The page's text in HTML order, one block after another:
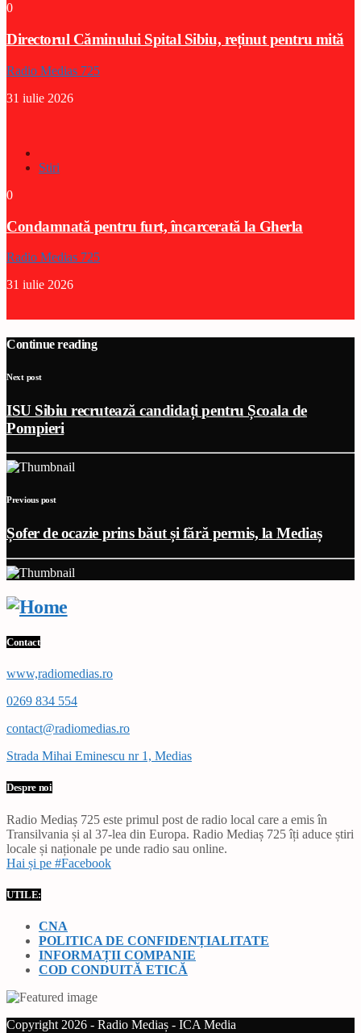
0
Directorul Căminului Spital Sibiu, reținut pentru mită
Radio Medias 725
31 iulie 2026
Stiri
0
Condamnată pentru furt, încarcerată la Gherla
Radio Medias 725
31 iulie 2026
Continue reading
Next post
ISU Sibiu recrutează candidați pentru Școala de
Pompieri
Previous post
Șofer de ocazie prins băut și fără permis, la Mediaș
Contact
www,radiomedias.ro
0269 834 554
contact@radiomedias.ro
Strada Mihai Eminescu nr 1, Medias
Despre noi
Radio Mediaș 725 este primul post de radio local care a emis în
Transilvania și al 37-lea din Europa. Radio Mediaș 725 îți aduce știri
locale și naționale pe unde radio sau online.
Hai și pe #Facebook
UTILE:
CNA
POLITICA DE CONFIDENȚIALITATE
INFORMAȚII COMPANIE
COD CONDUITĂ ETICĂ
Copyright 2026 - Radio Mediaș - ICA Media